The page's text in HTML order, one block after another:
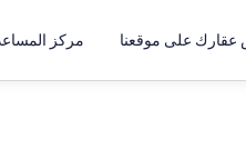
على موقعنا مركز